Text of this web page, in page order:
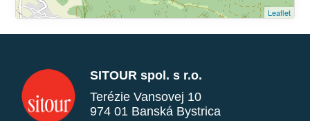
Leaflet
SITOUR spol. s r.o.
Terézie Vansovej 10
974 01 Banská Bystrica